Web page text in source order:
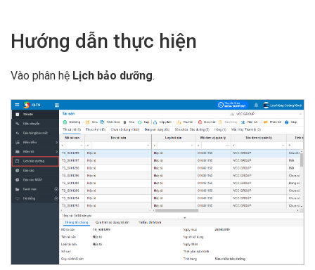
Hướng dẫn thực hiện
Vào phân hệ Lịch bảo dưỡng.